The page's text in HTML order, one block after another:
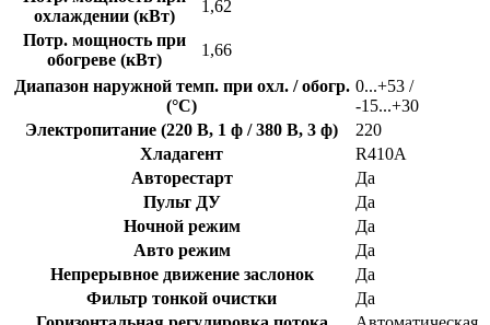
охлаждении (кВт)
1,62
Потр. мощность при
обогреве (кВт)
1,66
Диапазон наружной темп. при охл. / обогр.
(°C)
0...+53 /
-15...+30
Электропитание (220 В, 1 ф / 380 В, 3 ф)
220
Хладагент
R410A
Авторестарт
Да
Пульт ДУ
Да
Ночной режим
Да
Авто режим
Да
Непрерывное движение заслонок
Да
Фильтр тонкой очистки
Да